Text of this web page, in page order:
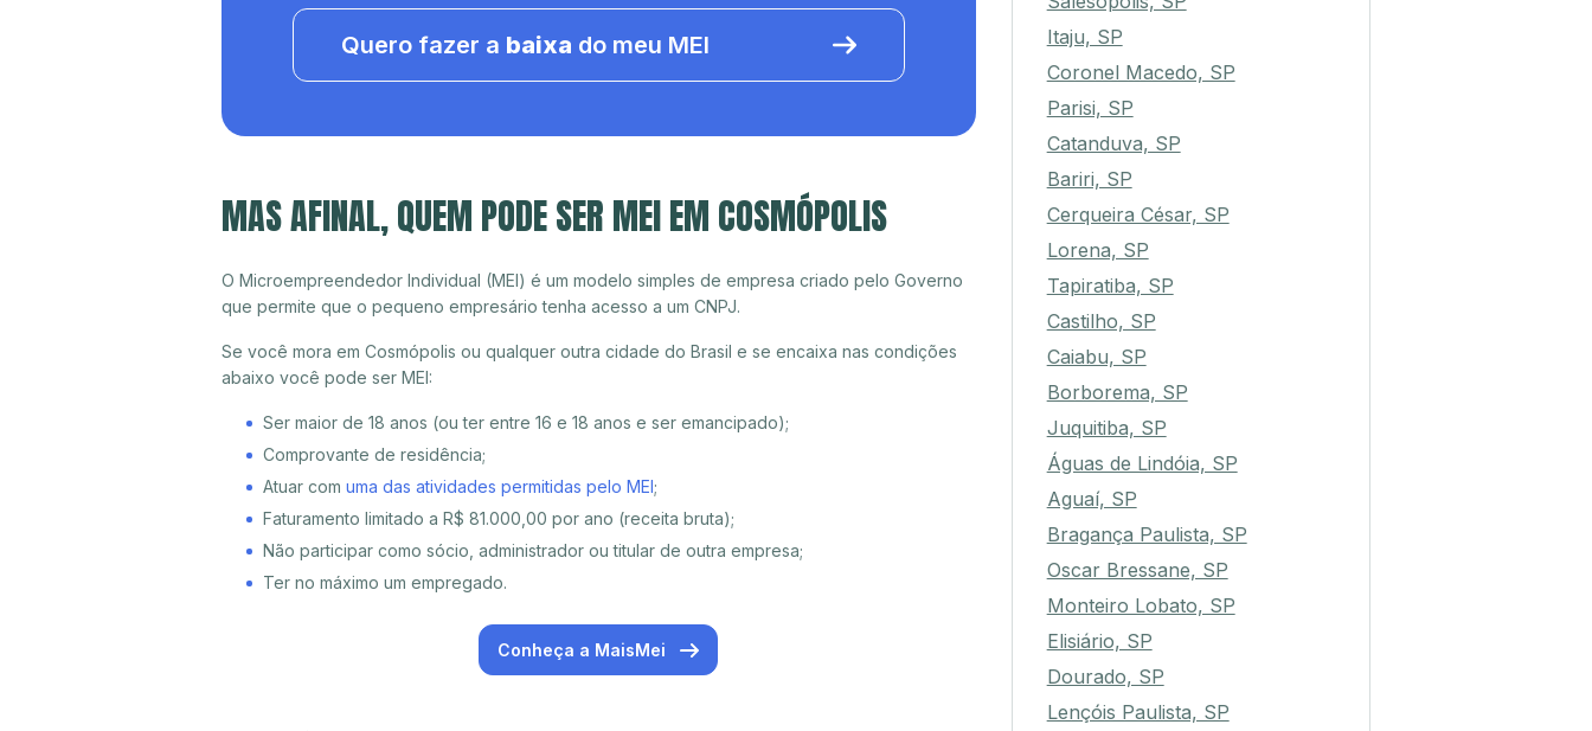
Quero fazer a baixa do meu MEI
MAS AFINAL, QUEM PODE SER MEI EM COSMÓPOLIS
O Microempreendedor Individual (MEI) é um modelo simples de empresa criado pelo Governo
que permite que o pequeno empresário tenha acesso a um CNPJ.
Se você mora em Cosmópolis ou qualquer outra cidade do Brasil e se encaixa nas condições
abaixo você pode ser MEI:
Ser maior de 18 anos (ou ter entre 16 e 18 anos e ser emancipado);
Comprovante de residência;
Atuar com uma das atividades permitidas pelo MEI;
Faturamento limitado a R$ 81.000,00 por ano (receita bruta);
Não participar como sócio, administrador ou titular de outra empresa;
Ter no máximo um empregado.
Conheça a MaisMei
Itaju, SP
Coronel Macedo, SP
Parisi, SP
Catanduva, SP
Bariri, SP
Cerqueira César, SP
Lorena, SP
Tapiratiba, SP
Castilho, SP
Caiabu, SP
Borborema, SP
Juquitiba, SP
Águas de Lindóia, SP
Aguaí, SP
Bragança Paulista, SP
Oscar Bressane, SP
Monteiro Lobato, SP
Elisiário, SP
Dourado, SP
Lençóis Paulista, SP